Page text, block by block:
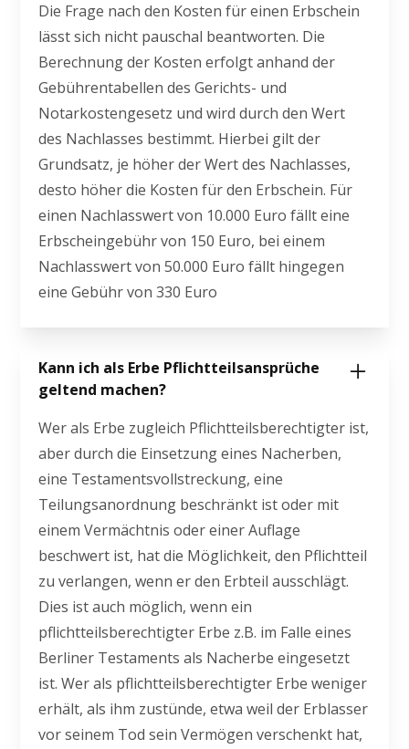
Die Frage nach den Kosten für einen Erbschein
lässt sich nicht pauschal beantworten. Die
Berechnung der Kosten erfolgt anhand der
Gebührentabellen des Gerichts- und
Notarkostengesetz und wird durch den Wert
des Nachlasses bestimmt. Hierbei gilt der
Grundsatz, je höher der Wert des Nachlasses,
desto höher die Kosten für den Erbschein. Für
einen Nachlasswert von 10.000 Euro fällt eine
Erbscheingebühr von 150 Euro, bei einem
Nachlasswert von 50.000 Euro fällt hingegen
eine Gebühr von 330 Euro
Kann ich als Erbe Pflichtteilsansprüche
geltend machen?
Wer als Erbe zugleich Pflichtteilsberechtigter ist,
aber durch die Einsetzung eines Nacherben,
eine Testamentsvollstreckung, eine
Teilungsanordnung beschränkt ist oder mit
einem Vermächtnis oder einer Auflage
beschwert ist, hat die Möglichkeit, den Pflichtteil
zu verlangen, wenn er den Erbteil ausschlägt.
Dies ist auch möglich, wenn ein
pflichtteilsberechtigter Erbe z.B. im Falle eines
Berliner Testaments als Nacherbe eingesetzt
ist. Wer als pflichtteilsberechtigter Erbe weniger
erhält, als ihm zustünde, etwa weil der Erblasser
vor seinem Tod sein Vermögen verschenkt hat,